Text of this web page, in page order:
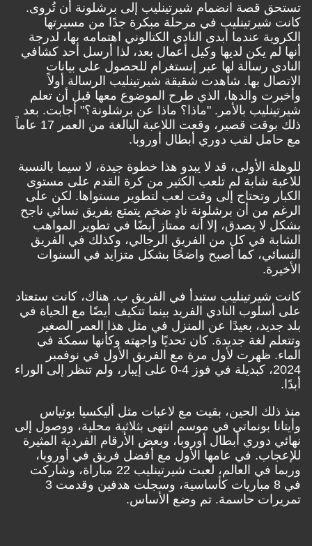
تستحق قصة انضمام شيرتينليب إلى برشلونة أن تُروى.
كانت شيرتينليب في مرحلة مبكرة جدًا من مسيرتها
الكروية عندما أبدى النادي الكتالوني اهتمامه بها، لدرجة
أنها لم يكن لديها وكيل أعمال بعد، لذا أرسل أحد كشافي
النادي رسالة لها عبر إنستغرام للحصول على بيانات
الاتصال بها. شاهدت شقيقة شيرتينليب الرسالة أولاً
وأخبرت والدها، الذي طرح الموضوع معها قبل أن تعلم
شيرتينليب بالأمر. "ماذا؟ ماذا عن برشلونة؟" أجابت. بعد
ذلك بوقت قصير، وقعت اللاعبة البالغة من العمر 17 عاماً
مع حامل لقب دوري أبطال أوروبا.
للوهلة الأولى، قد لا يبدو هذا خطوة جيدة، لا سيما بالنسبة
للاعبة شابة لم تلعب الكثير من كرة القدم على مستوى
الكبار وتحتاج إلى وقت لعب لتطوير مستواها. لكن على
الرغم من أن برشلونة نادٍ ضخم يتمتع بفريق نسائي ناجح
بشكل لا يصدق، إلا أنه ممتاز أيضًا في تطوير المواهب
الشابة في كل من الفريق الرجالي، وكذلك في الفريق
النسائي، كما أصبح واضحًا بشكل متزايد في السنوات
الأخيرة.
كانت شيرتينليب ستبدأ في الفريق ب. هناك، كانت ستعتاد
على أسلوب النادي الفريد بينما تتكيف أيضًا مع الحياة في
بلد جديد، بعيدًا عن المنزل في مثل هذا العمر الصغير
وتتعلم لغة جديدة. كان تحديًا واجهته وكأنها سمكة في
الماء. ظهرت لأول مرة مع الفريق الأول في نوفمبر
2024، كبديلة في فوز 4-0 على إيبار، ولم تنظر إلى الوراء
أبدًا.
منذ ذلك الحين، بقيت مع لاعبات مثل أليكسيا بوتياس
وأيتانا بونماتي في موسم انتهى بثلاثية محلية، ووصول إلى
نهائي دوري أبطال أوروبا، وبعض الأرقام الفردية المثيرة
للإعجاب. في عامها الأول مع أفضل فريق في أوروبا،
وربما في العالم، لعبت شيرتينليب 22 مباراة، وشاركت
في 8 مباريات كأساسية، وسجلت هدفين وقدمت 3
تمريرات حاسمة. تم وضع الأساس.